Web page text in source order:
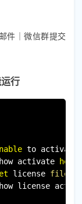
件｜微信群提交
行
to activate
activate
help
license file
license